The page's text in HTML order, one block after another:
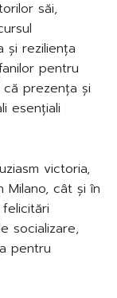
săi,
și reziliența
pentru
prezența și
esențiali
victoria,
Milano, cât și în
socializare,
pentru